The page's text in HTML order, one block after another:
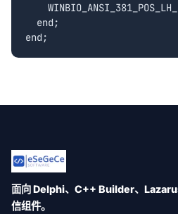
  end;
面向 Delphi、C++ Builder、
信组件。